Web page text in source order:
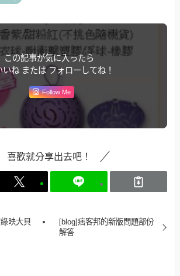
この記事が気に入ったら
いね または フォローしてね！
Follow Me
喜歡就分享出去吧！
映大貝
[blog]痞客邦的新版問題部份
解答